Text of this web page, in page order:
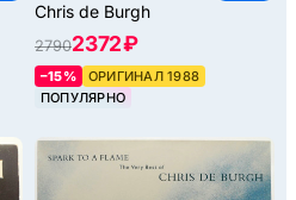
Chris de Burgh
27902372 ₽
–15%
ОРИГИНАЛ 1988
ПОПУЛЯРНО